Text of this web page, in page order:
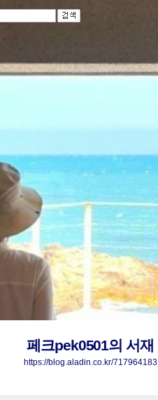
페크pek0501의 서재
https://blog.aladin.co.kr/717964183